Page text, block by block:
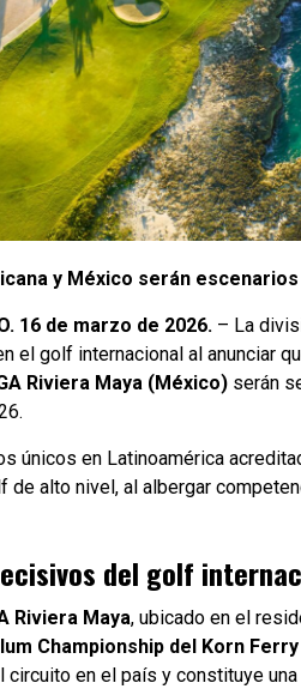
y México serán
16 de marzo de 2026. – La
el golf internacional al anunciar
Riviera Maya (México) serán
únicos en Latinoamérica
alto nivel, al albergar
del golf
Riviera Maya, ubicado en el
Championship del Korn
circuito en el país y constituye una